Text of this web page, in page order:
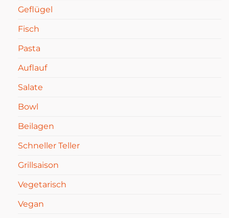
Geflügel
Fisch
Pasta
Auflauf
Salate
Bowl
Beilagen
Schneller Teller
Grillsaison
Vegetarisch
Vegan